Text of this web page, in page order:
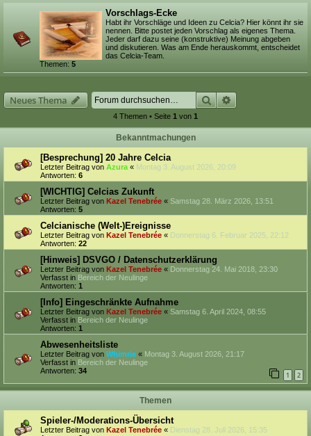
Vorschlags-Ecke
Habt ihr Vorschläge und Ideen zu Celcia? Hier könnt ihr sie
nennen. Bitte postet jeden Vorschlag als eigenes Thema.
Jeder darf dazu seine (konstruktive) Meinung abgeben
und diskutieren. Was am Ende herauskommt, entscheidet
das Celcia-Team.
Themen: 5
Neues Thema SucheErweiterte Suche
4 Themen • Seite 1 von 1
Bekanntmachungen
[Besprechung] 20 Jahre Celcia
Letzter Beitrag von Azura « Montag 3. August 2026, 20:09
Antworten: 6
[WICHTIG] Celcias Zukunft
Letzter Beitrag von Kazel Tenebrée « Samstag 28. März 2026, 13:51
Antworten: 5
Celcianische (Welt-)Ereignisse
Letzter Beitrag von Kazel Tenebrée « Donnerstag 6. Februar 2025, 22:12
Antworten: 22
[Hinweis] DSVGO / Datenschutzerklärung
Letzter Beitrag von Kazel Tenebrée « Donnerstag 24. Mai 2018, 23:30
Verfasst in Bereich der Neulinge
Antworten: 1
[Info] Eingeschränkte Aufnahme
Letzter Beitrag von Kazel Tenebrée « Samstag 6. April 2024, 08:55
Verfasst in Bereich der Neulinge
Antworten: 1
Abwesenheitsliste
Letzter Beitrag von Whimrie « Montag 3. August 2026, 21:17
Verfasst in Bereich der Neulinge
Antworten: 34 1 2
Themen
Spieler-/Moderations-Übersicht
Letzter Beitrag von Kazel Tenebrée « Dienstag 28. Juli 2026, 15:35